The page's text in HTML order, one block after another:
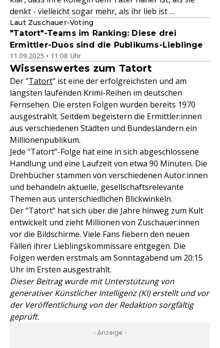
denkt - vielleicht sogar mehr, als ihr lieb ist …
Laut Zuschauer-Voting
"Tatort"-Teams im Ranking: Diese drei
Ermittler-Duos sind die Publikums-Lieblinge
11.09.2025 • 11:08 Uhr
Wissenswertes zum Tatort
Der "Tatort" ist eine der erfolgreichsten und am
längsten laufenden Krimi-Reihen im deutschen
Fernsehen. Die ersten Folgen wurden bereits 1970
ausgestrahlt. Seitdem begeistern die Ermittler:innen
aus verschiedenen Städten und Bundesländern ein
Millionenpublikum.
Jede "Tatort"-Folge hat eine in sich abgeschlossene
Handlung und eine Laufzeit von etwa 90 Minuten. Die
Drehbücher stammen von verschiedenen Autor:innen
und behandeln aktuelle, gesellschaftsrelevante
Themen aus unterschiedlichen Blickwinkeln.
Der "Tatort" hat sich über die Jahre hinweg zum Kult
entwickelt und zieht Millionen von Zuschauer:innen
vor die Bildschirme. Viele Fans fiebern den neuen
Fällen ihrer Lieblingskommissare entgegen. Die
Folgen werden erstmals am Sonntagabend um 20:15
Uhr im Ersten ausgestrahlt.
Dieser Beitrag wurde mit Unterstützung von
generativer Künstlicher Intelligenz (KI) erstellt und vor
der Veröffentlichung von der Redaktion sorgfältig
geprüft.
- Anzeige -